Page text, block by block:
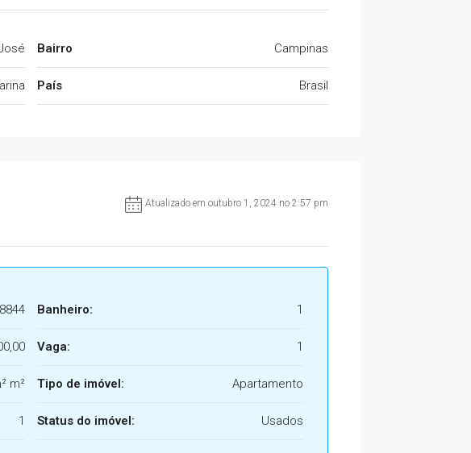
Bairro Campinas
País Brasil
Atualizado em outubro 1, 2024 no 2:57 pm
8844
m²
1
Banheiro: 1
Vaga: 1
Tipo de imóvel: Apartamento
Status do imóvel: Usados